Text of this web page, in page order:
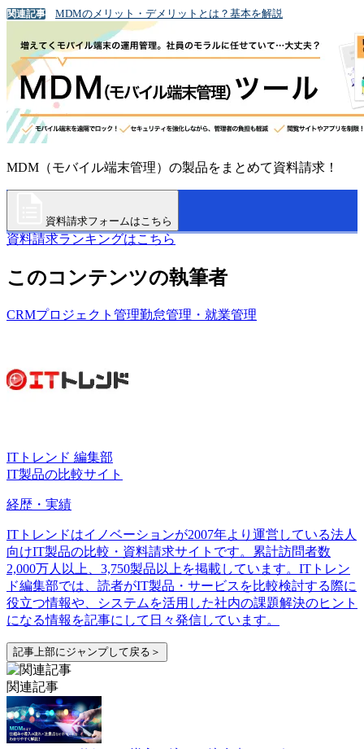
関連記事 MDMのメリット・デメリットとは？基本を解説
MDM（モバイル端末管理）の製品をまとめて資料請求！
資料請求フォームはこちら
資料請求ランキングはこちら
このコンテンツの執筆者
CRMプロジェクト管理勤怠管理・就業管理
ITトレンド 編集部
IT製品の比較サイト
経歴・実績
ITトレンドはイノベーションが2007年より運営している法人
向けIT製品の比較・資料請求サイトです。累計訪問者数
2,000万人以上、3,750製品以上を掲載しています。ITトレン
ド編集部では、読者がIT製品・サービスを比較検討する際に
役立つ情報や、システムを活用した社内の課題解決のヒント
になる情報を記事にして日々発信しています。
記事上部にジャンプして戻る＞
関連記事